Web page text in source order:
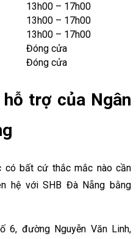
13h00 – 17h00
13h00 – 17h00
13h00 – 17h00
Đóng cửa
Đóng cửa
trợ của Ngân
có bất cứ thắc mắc nào cần
hệ với SHB Đà Nẵng bằng
6, đường Nguyễn Văn Linh,